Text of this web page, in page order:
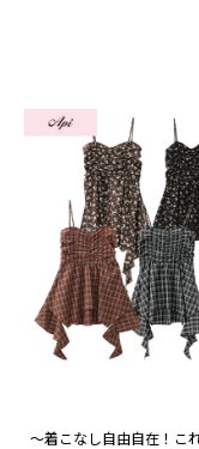
～着こなし自由自在！こ